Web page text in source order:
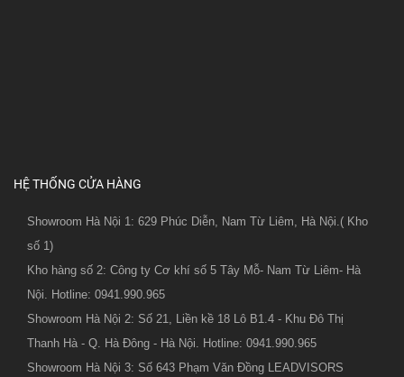
HỆ THỐNG CỬA HÀNG
Showroom Hà Nội 1: 629 Phúc Diễn, Nam Từ Liêm, Hà Nội.( Kho
số 1)
Kho hàng số 2: Công ty Cơ khí số 5 Tây Mỗ- Nam Từ Liêm- Hà
Nội. Hotline: 0941.990.965
Showroom Hà Nội 2: Số 21, Liền kề 18 Lô B1.4 - Khu Đô Thị
Thanh Hà - Q. Hà Đông - Hà Nội. Hotline: 0941.990.965
Showroom Hà Nội 3: Số 643 Phạm Văn Đồng LEADVISORS